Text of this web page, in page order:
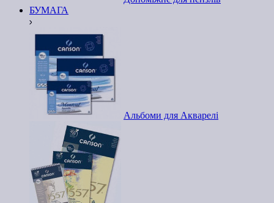
БУМАГА
Альбоми для Акварелі